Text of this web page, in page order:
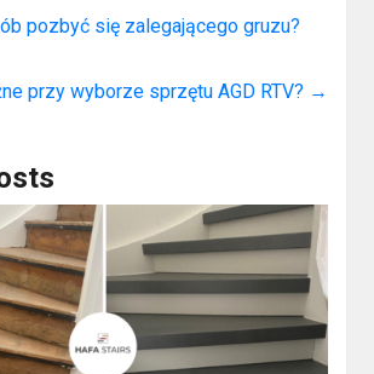
pozbyć się zalegającego gruzu?
przy wyborze sprzętu AGD RTV? →